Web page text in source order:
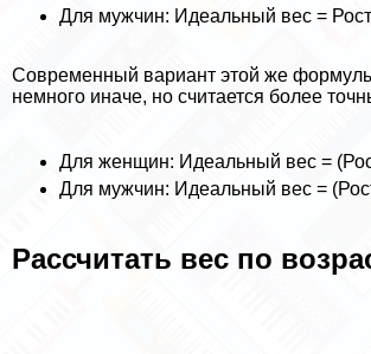
Для мужчин: Идеальный вес =
Современный вариант этой же
немного иначе, но считается более
Для женщин: Идеальный вес =
Для мужчин: Идеальный вес =
Рассчитать вес по